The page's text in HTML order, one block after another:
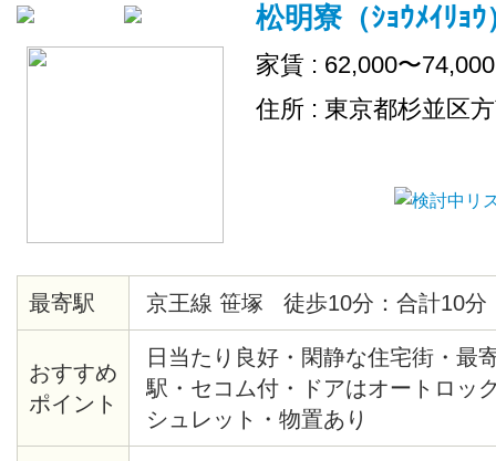
松明寮（ｼｮｳﾒｲﾘｮｳ
家賃 : 62,000〜
住所 : 東京都杉並区
最寄駅 京王線 笹塚 徒歩10分：合計10分
おすすめ
ポイント
日当たり良好・閑静な住宅街・最
駅・セコム付・ドアはオートロッ
シュレット・物置あり